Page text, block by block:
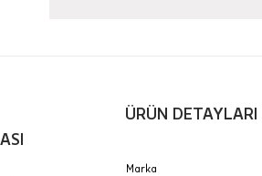
ÜRÜN DETAYLARI
Marka